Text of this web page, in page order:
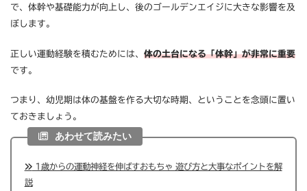
で、体幹や基礎能力が向上し、後のゴールデンエイジに大きな影響を及
ぼします。
正しい運動経験を積むためには、 体の土台になる「体幹」が非常に重要
です。
つまり、幼児期は体の基盤を作る大切な時期、ということを念頭に置い
ておきましょう。
あわせて読みたい
1歳からの運動神経を伸ばすおもちゃ 遊び方と大事なポイントを解
説